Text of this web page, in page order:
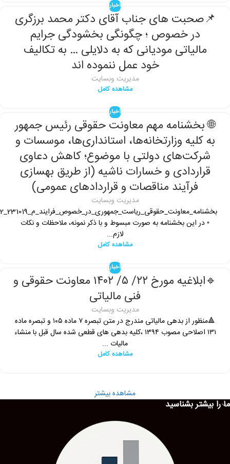
اخبار
📌صحبت های جناب آقای دکتر محمد برزگری
در خصوص ؛ چگونگی بخشودگی جرایم
مالیاتی مودیانی که به دلایلی … به تکالیف
خود عمل ننموده اند
مدیریت وبسایت
مشاهده کامل
اخبار
🌐 بخشنامه مهم معاونت حقوقی رئیس جمهور
به کلیه وزارتخانه‌ها، استانداری‌ها، موسسات و
شرکت‌های دولتی با موضوع؛ کاهش دعاوی
قراردادی و خسارات ناشیه (از طریق بهسازی
فرآیند مناقصات و قراردادهای عمومی)
مدیریت وبسایت
▫️ در این بخشنامه به صورت مبسوط و با ذکر نمونه، ملاحظات و نکات
لازم...
مشاهده کامل
اخبار
🔹ابلاغیه مورخ ۲۲/ ۵/ ۱۴۰۲ معاونت حقوقی و
فنی مالیاتی
مدیریت وبسایت
🔺منظور از بدهی مالیاتی مندرج در متن تبصره ۷ ماده ۱۰۵ و تبصره ماده
۱۳۱ اصلاحی مصوب ۱۳۹۴ ،کلیه بدهی های قطعی شده سال قبل با منشاء
مالیات ...
مشاهده کامل
مشاهده بیشتر
ما را بیشتر بشناسید